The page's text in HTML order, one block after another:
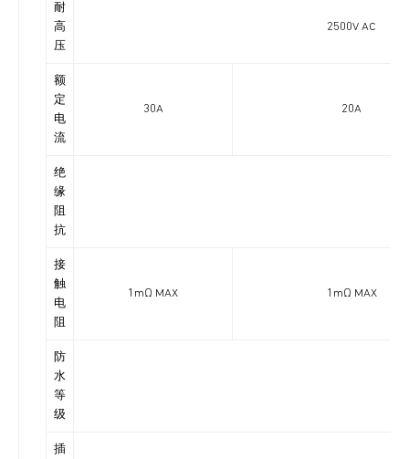
耐
高
压
2500V AC
额
定
电
流
30A 20A
绝
缘
阻
抗
接
触
电
阻
1mΩ MAX 1mΩ MAX
防
水
等
级
插